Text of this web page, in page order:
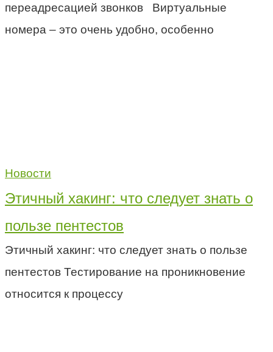
переадресацией звонков Виртуальные
номера – это очень удобно, особенно
Новости
Этичный хакинг: что следует знать о
пользе пентестов
Этичный хакинг: что следует знать о пользе
пентестов Тестирование на проникновение
относится к процессу